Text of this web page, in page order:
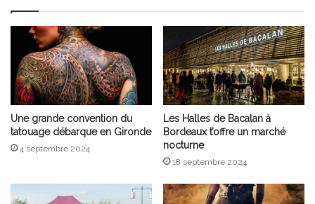
Une grande convention du
tatouage débarque en Gironde
4 septembre 2024
Les Halles de Bacalan à
Bordeaux t’offre un marché
nocturne
18 septembre 2024